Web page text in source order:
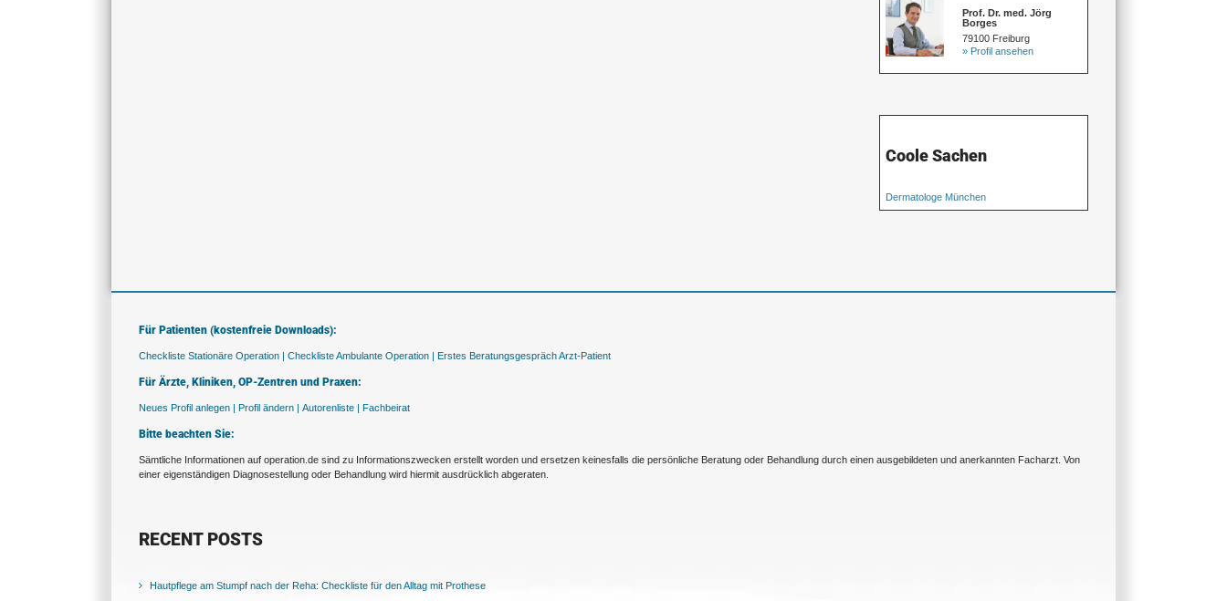
Prof. Dr. med. Jörg
Borges
79100 Freiburg
» Profil ansehen
Coole Sachen
Dermatologe München
Für Patienten (kostenfreie Downloads):
Checkliste Stationäre Operation | Checkliste Ambulante Operation | Erstes Beratungsgespräch Arzt-Patient
Für Ärzte, Kliniken, OP-Zentren und Praxen:
Neues Profil anlegen | Profil ändern | Autorenliste | Fachbeirat
Bitte beachten Sie:
Sämtliche Informationen auf operation.de sind zu Informationszwecken erstellt worden und ersetzen keinesfalls die persönliche Beratung oder Behandlung durch einen ausgebildeten und anerkannten Facharzt. Von
einer eigenständigen Diagnosestellung oder Behandlung wird hiermit ausdrücklich abgeraten.
RECENT POSTS
Hautpflege am Stumpf nach der Reha: Checkliste für den Alltag mit Prothese